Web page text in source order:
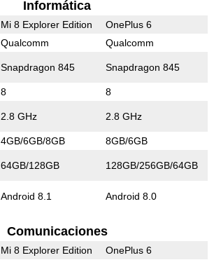
Informática
Mi 8 Explorer Edition OnePlus 6
Qualcomm Qualcomm
Snapdragon 845 Snapdragon 845
8 8
2.8 GHz 2.8 GHz
4GB/6GB/8GB 8GB/6GB
64GB/128GB 128GB/256GB/64GB
Android 8.1 Android 8.0
Comunicaciones
Mi 8 Explorer Edition OnePlus 6